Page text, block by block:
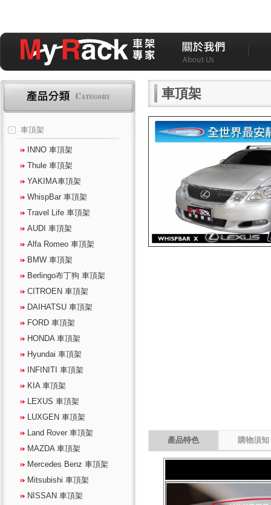
車頂架
INNO 車頂架
Thule 車頂架
YAKIMA車頂架
WhispBar 車頂架
Travel Life 車頂架
AUDI 車頂架
Alfa Romeo 車頂架
BMW 車頂架
Berlingo布丁狗 車頂架
CITROEN 車頂架
DAIHATSU 車頂架
FORD 車頂架
HONDA 車頂架
Hyundai 車頂架
INFINITI 車頂架
KIA 車頂架
LEXUS 車頂架
LUXGEN 車頂架
Land Rover 車頂架
MAZDA 車頂架
Mercedes Benz 車頂架
Mitsubishi 車頂架
NISSAN 車頂架
車頂架